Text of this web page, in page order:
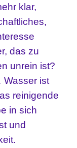
klar,
das zu
unrein ist?
ist
reinigende
in sich
und